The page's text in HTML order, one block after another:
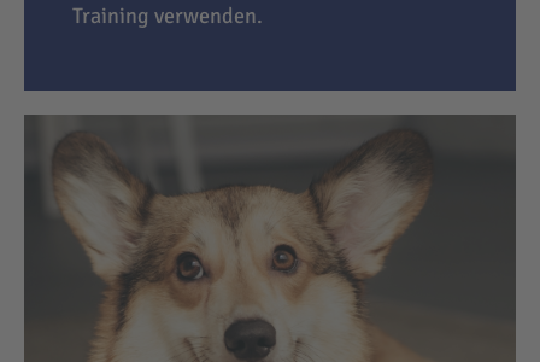
Training verwenden.